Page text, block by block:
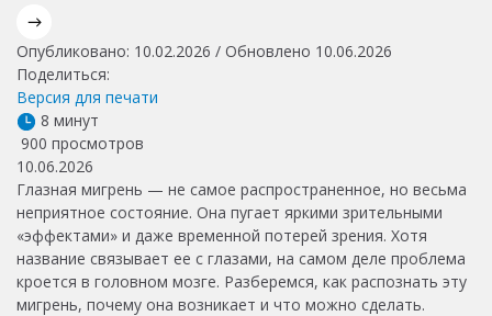
Опубликовано: 10.02.2026 / Обновлено 10.06.2026
Поделиться:
Версия для печати
8 минут
900 просмотров
10.06.2026
Глазная мигрень — не самое распространенное, но весьма
неприятное состояние. Она пугает яркими зрительными
«эффектами» и даже временной потерей зрения. Хотя
название связывает ее с глазами, на самом деле проблема
кроется в головном мозге. Разберемся, как распознать эту
мигрень, почему она возникает и что можно сделать.